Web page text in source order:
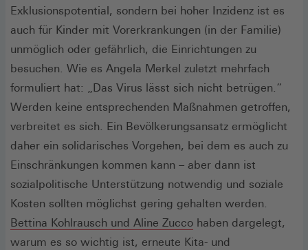
Exklusionspotential, sondern bei hoher Inzidenz ist es
auch für Kinder mit Vorerkrankungen (in der Familie)
unmöglich oder gefährlich, die Einrichtungen zu
besuchen. Wie es Angela Merkel zuletzt mehrfach
formuliert hat: „Das Virus lässt sich nicht betrügen.“
Werden keine entsprechenden Maßnahmen getroffen,
verbreitet es sich. Ein Bevölkerungsansatz ermöglicht
daher ein solidarisches Vorgehen, bei dem es auch zu
Einschränkungen kommen kann – aber dann ist
sozialpolitische Unterstützung notwendig und soziale
Kosten sollten möglichst gering gehalten werden.
Bettina Kohlrausch und Aline Zucco haben dargelegt,
warum es so wichtig ist, erneute Kita- und